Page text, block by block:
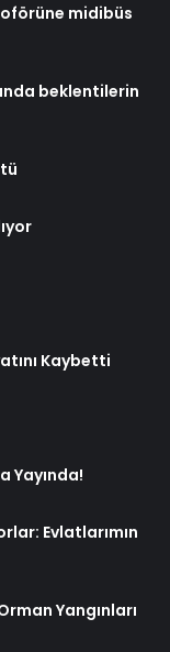
midibüs
beklentilerin
Kaybetti
Yayında!
Evlatlarımın
Yangınları